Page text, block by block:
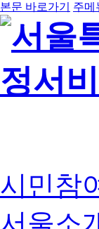
본문 바로가기 주메
시민참